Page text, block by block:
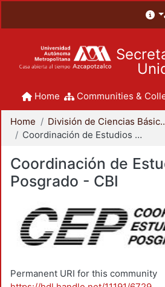
Home Communities &
Home
División de
Coordinación de Estudios de Posgrado - CBI
Coordinación de
Posgrado - CBI
Permanent URI for this community